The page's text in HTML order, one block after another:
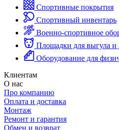
Спортивные покрытия
Спортивный инвентарь
Военно-спортивное
Площадки для выгула и
Оборудование для
Клиентам
О нас
Про компанию
Оплата и доставка
Монтаж
Ремонт и гарантия
Обмен и возврат